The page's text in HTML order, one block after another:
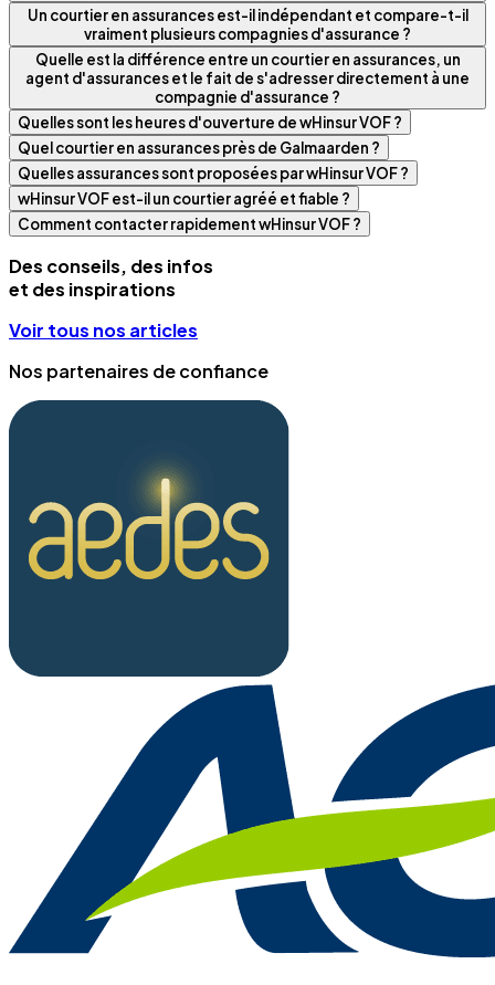
Un courtier en assurances est-il indépendant et compare-t-il
vraiment plusieurs compagnies d'assurance ?
Quelle est la différence entre un courtier en assurances, un
agent d'assurances et le fait de s'adresser directement à une
compagnie d'assurance ?
Quelles sont les heures d'ouverture de wHinsur VOF ?
Quel courtier en assurances près de Galmaarden ?
Quelles assurances sont proposées par wHinsur VOF ?
wHinsur VOF est-il un courtier agréé et fiable ?
Comment contacter rapidement wHinsur VOF ?
Des conseils, des infos
et des inspirations
Voir tous nos articles
Nos partenaires de confiance